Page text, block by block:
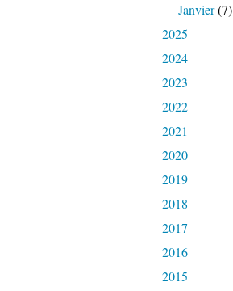
Janvier(7)
2025
2024
2023
2022
2021
2020
2019
2018
2017
2016
2015